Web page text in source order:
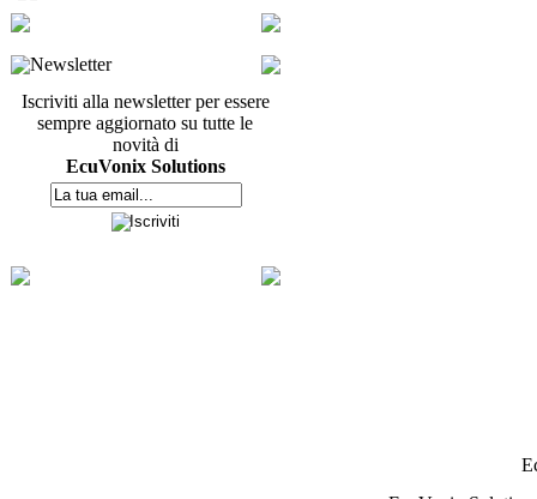
Newsletter
Iscriviti alla newsletter per essere
sempre aggiornato su tutte le
novità di
EcuVonix Solutions